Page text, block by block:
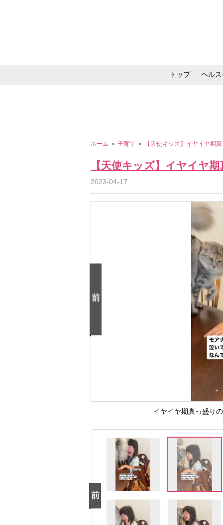
トップ ヘル
ホーム ＞ 子育て ＞ 【天使キッズ】イヤイヤ期
【天使キッズ】イヤイヤ
2023-04-17
イヤイヤ期真っ盛り